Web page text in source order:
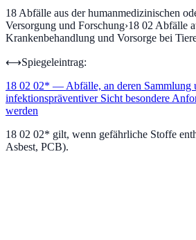
18 Abfälle aus der humanmedizinischen
Versorgung und Forschung›18 02 Abfälle
Krankenbehandlung und Vorsorge bei
⟷Spiegeleintrag:
18 02 02* — Abfälle, an deren Sammlung
infektionspräventiver Sicht besondere
werden
18 02 02* gilt, wenn gefährliche Stoffe
Asbest, PCB).